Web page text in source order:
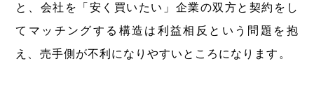
と、会社を「安く買いたい」企業の双方と契約をし
てマッチングする構造は利益相反という問題を抱
え、売手側が不利になりやすいところになります。